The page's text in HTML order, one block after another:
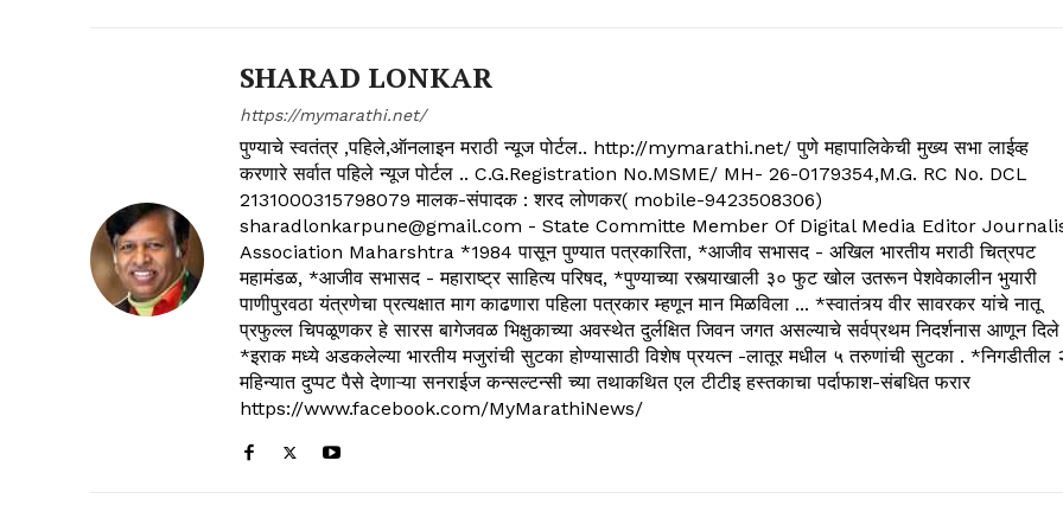
SHARAD LONKAR
https://mymarathi.net/
पुण्याचे स्वतंत्र ,पहिले,ऑनलाइन मराठी न्यूज पोर्टल.. http://mymarathi.net/ पुणे महापालिकेची मुख्य सभा लाईव्ह
करणारे सर्वात पहिले न्यूज पोर्टल .. C.G.Registration No.MSME/ MH- 26-0179354,M.G. RC No. DCL
2131000315798079 मालक-संपादक : शरद लोणकर( mobile-9423508306)
sharadlonkarpune@gmail.com - State Committe Member Of Digital Media Editor
Association Maharshtra *1984 पासून पुण्यात पत्रकारिता, *आजीव सभासद - अखिल भारतीय मराठी चित्रपट
महामंडळ, *आजीव सभासद - महाराष्ट्र साहित्य परिषद, *पुण्याच्या रस्त्याखाली ३० फुट खोल उतरून पेशवेकालीन भुयारी
पाणीपुरवठा यंत्रणेचा प्रत्यक्षात माग काढणारा पहिला पत्रकार म्हणून मान मिळविला ... *स्वातंत्र्य वीर सावरकर यांचे नातू
प्रफुल्ल चिपळूणकर हे सारस बागेजवळ भिक्षुकाच्या अवस्थेत दुर्लक्षित जिवन जगत असल्याचे सर्वप्रथम निदर्शनास आणून दिले
*इराक मध्ये अडकलेल्या भारतीय मजुरांची सुटका होण्यासाठी विशेष प्रयत्न -लातूर मधील ५ तरुणांची सुटका . *निगडीतील
महिन्यात दुप्पट पैसे देणाऱ्या सनराईज कन्सल्टन्सी च्या तथाकथित एल टीटीइ हस्तकाचा पर्दाफाश-संबधित फरार
https://www.facebook.com/MyMarathiNews/